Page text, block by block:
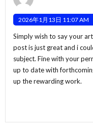
2026年1月13日 11:07 AM
Simply wish to say your
post is just great and i
subject. Fine with your
up to date with
up the rewarding work.